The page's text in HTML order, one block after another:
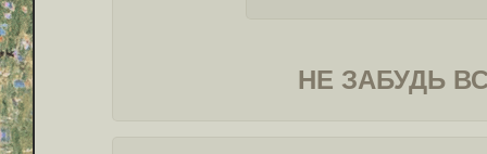
НЕ ЗАБУДЬ